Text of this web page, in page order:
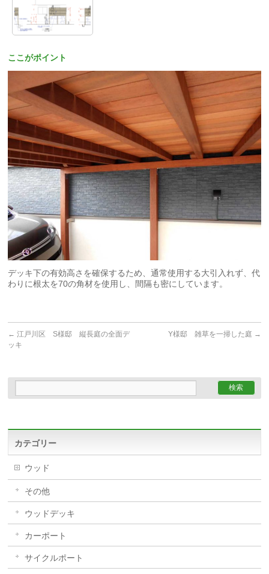
ここがポイント
デッキ下の有効高さを確保するため、通常使用する大引入れず、代
わりに根太を70の角材を使用し、間隔も密にしています。
← 江戸川区 S様邸 縦長庭の全面デ
ッキ
Y様邸 雑草を一掃した庭 →
カテゴリー
ウッド
その他
ウッドデッキ
カーポート
サイクルポート